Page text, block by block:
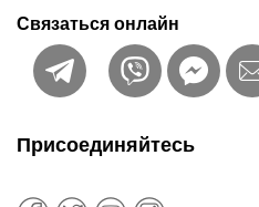
Связаться онлайн
Присоединяйтесь